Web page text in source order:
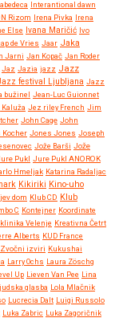
Interantional dawn
Rizom Irena Pivka Irena
Else Ivana Maričić Ivo
de Vries Jaar Jaka
Jarni Jan Kopač Jan Roder
Jaz Jazia jazz Jazz
festival Ljubljana Jazz
bužinel Jean-Luc Guionnet
Jez riley French Jim
John Cage John
Kocher Jones Jones Joseph
Jože Barši Jože
Pukl Jure Pukl ANOROK
Hmeljak Katarina Radaljac
Kikiriki Kino-uho
dom Klub CD Klub
C Kontejner Koordinate
Velenje Kreativna Četrt
Alberts KUD France
Zvočni izviri Kukushai
Larry Ochs Laura Zöschg
Up Lieven Van Pee Lina
glasba Lola Mlačnik
Lucrecia Dalt Luigi Russolo
Luka Zabric Luka Zagoričnik